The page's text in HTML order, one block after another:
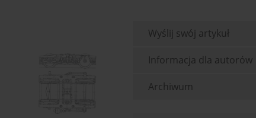
Wyślij swój artykuł
Informacja dla autorów
Archiwum